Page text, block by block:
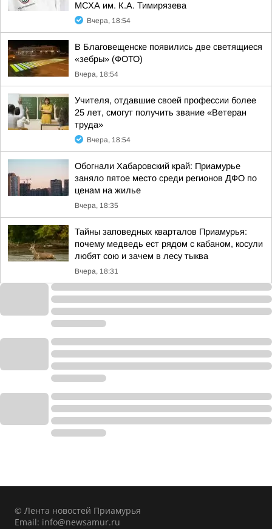
МСХА им. К.А. Тимирязева
Вчера, 18:54
В Благовещенске появились две светящиеся
«зебры» (ФОТО)
Вчера, 18:54
Учителя, отдавшие своей профессии более
25 лет, смогут получить звание «Ветеран
труда»
Вчера, 18:54
Обогнали Хабаровский край: Приамурье
заняло пятое место среди регионов ДФО по
ценам на жилье
Вчера, 18:35
Тайны заповедных кварталов Приамурья:
почему медведь ест рядом с кабаном, косули
любят сою и зачем в лесу тыква
Вчера, 18:31
© Лента новостей Приамурья
Email: info@newsamur.ru